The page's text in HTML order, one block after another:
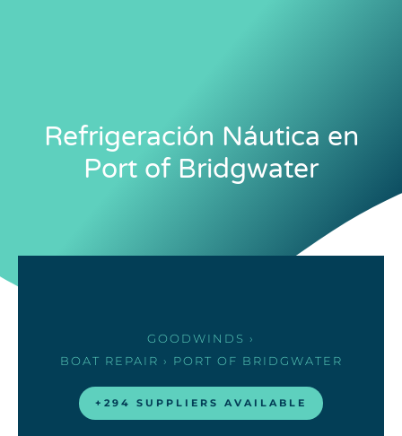
Refrigeración Náutica en
Port of Bridgwater
GOODWINDS ›
BOAT REPAIR › PORT OF BRIDGWATER
+294 SUPPLIERS AVAILABLE